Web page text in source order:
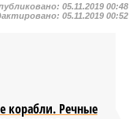
05.11.2019 00:48
05.11.2019 00:52
корабли. Речные